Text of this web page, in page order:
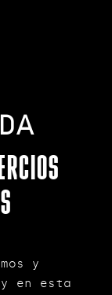
y
en esta